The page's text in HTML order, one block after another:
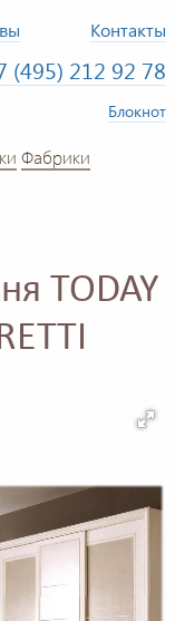
Контакты
(495) 212 92 78
Блокнот
Фабрики
TODAY